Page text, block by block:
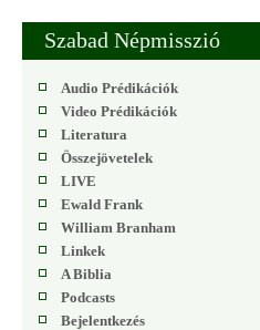
Szabad Népmisszió
Audio Prédikációk
Video Prédikációk
Literatura
Összejövetelek
LIVE
Ewald Frank
William Branham
Linkek
A Biblia
Podcasts
Bejelentkezés